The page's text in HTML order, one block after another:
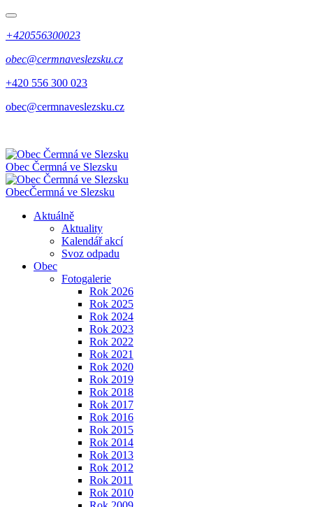
+420556300023
obec@cermnaveslezsku.cz
+420 556 300 023
obec@cermnaveslezsku.cz
Obec Čermná ve Slezsku
ObecČermná ve Slezsku
Aktuálně
Aktuality
Kalendář akcí
Svoz odpadu
Obec
Fotogalerie
Rok 2026
Rok 2025
Rok 2024
Rok 2023
Rok 2022
Rok 2021
Rok 2020
Rok 2019
Rok 2018
Rok 2017
Rok 2016
Rok 2015
Rok 2014
Rok 2013
Rok 2012
Rok 2011
Rok 2010